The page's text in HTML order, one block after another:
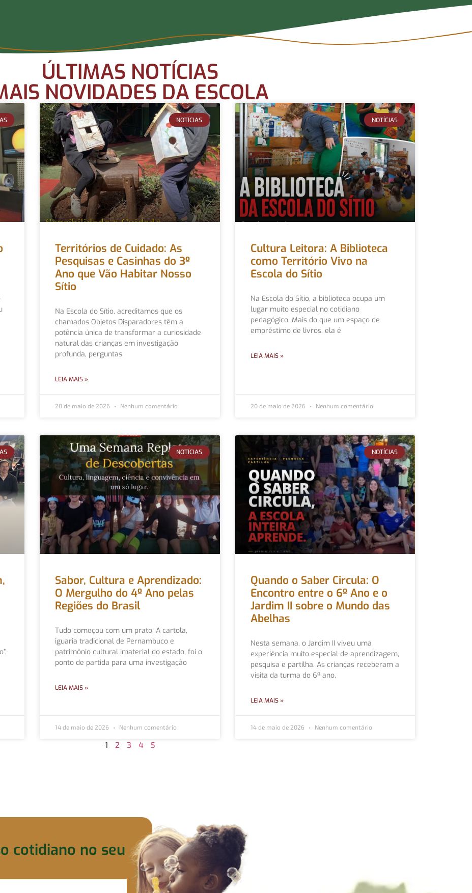
ÚLTIMAS NOTÍCIAS
NOVIDADES DA ESCOLA
NOTÍCIAS
Territórios de Cuidado: As
Pesquisas e Casinhas do 3º
Ano que Vão Habitar Nosso
Sítio
Na Escola do Sítio, acreditamos que os
chamados Objetos Disparadores têm a
potência única de transformar a curiosidade
natural das crianças em investigação
profunda, perguntas
LEIA MAIS »
20 de maio de 2026 Nenhum comentário
NOTÍCIAS
Cultura Leitora: A Biblioteca
como Território Vivo na
Escola do Sítio
Na Escola do Sítio, a biblioteca ocupa um
lugar muito especial no cotidiano
pedagógico. Mais do que um espaço de
empréstimo de livros, ela é
LEIA MAIS »
20 de maio de 2026 Nenhum comentário
NOTÍCIAS
Sabor, Cultura e Aprendizado:
O Mergulho do 4º Ano pelas
Regiões do Brasil
Tudo começou com um prato. A cartola,
iguaria tradicional de Pernambuco e
patrimônio cultural imaterial do estado, foi o
ponto de partida para uma investigação
LEIA MAIS »
14 de maio de 2026 Nenhum comentário
NOTÍCIAS
Quando o Saber Circula: O
Encontro entre o 6º Ano e o
Jardim II sobre o Mundo das
Abelhas
Nesta semana, o Jardim II viveu uma
experiência muito especial de aprendizagem,
pesquisa e partilha. As crianças receberam a
visita da turma do 6º ano,
LEIA MAIS »
14 de maio de 2026 Nenhum comentário
1 2 3 4 5
cotidiano no seu